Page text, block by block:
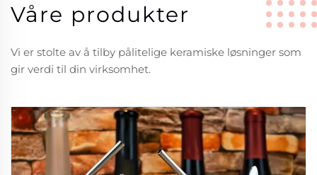
Våre produkter
Vi er stolte av å tilby pålitelige keramiske løsninger som
gir verdi til din virksomhet.